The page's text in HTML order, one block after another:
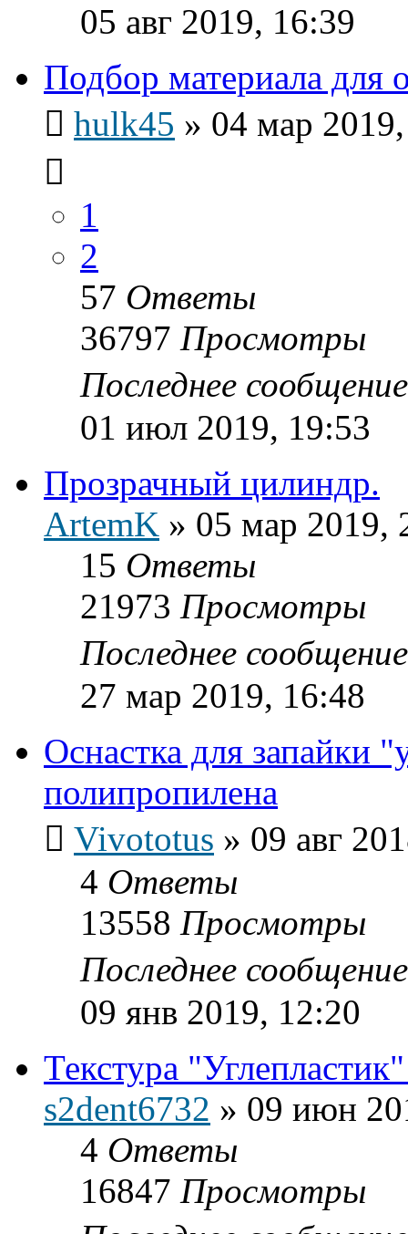
05 авг 2019, 16:39
Подбор материала для
hulk45 » 04 мар
1
2
57 Ответы
36797 Просмотры
Последнее
01 июл 2019, 19:53
Прозрачный цилиндр.
ArtemK » 05 мар 2019,
15 Ответы
21973 Просмотры
Последнее
27 мар 2019, 16:48
Оснастка для запайки
полипропилена
Vivototus » 09 авг
4 Ответы
13558 Просмотры
Последнее
09 янв 2019, 12:20
Текстура
s2dent6732 » 09 июн
4 Ответы
16847 Просмотры